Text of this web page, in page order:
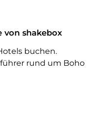
von shakebox
buchen.
rund um Boho